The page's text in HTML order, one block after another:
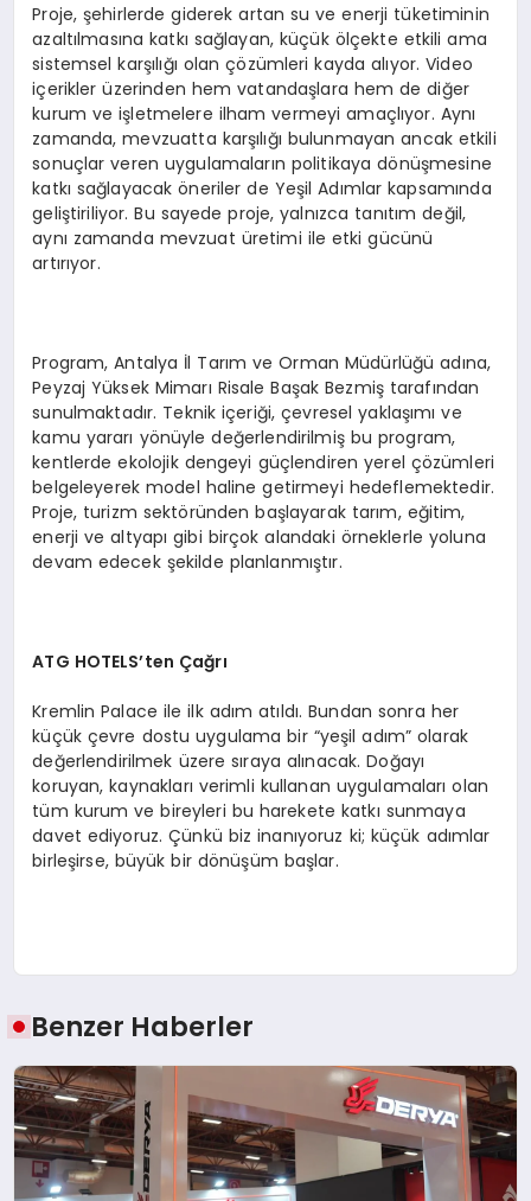
Proje, şehirlerde giderek artan su ve enerji tüketiminin
azaltılmasına katkı sağlayan, küçük ölçekte etkili ama
sistemsel karşılığı olan çözümleri kayda alıyor. Video
içerikler üzerinden hem vatandaşlara hem de diğer
kurum ve işletmelere ilham vermeyi amaçlıyor. Aynı
zamanda, mevzuatta karşılığı bulunmayan ancak etkili
sonuçlar veren uygulamaların politikaya dönüşmesine
katkı sağlayacak öneriler de Yeşil Adımlar kapsamında
geliştiriliyor. Bu sayede proje, yalnızca tanıtım değil,
aynı zamanda mevzuat üretimi ile etki gücünü
artırıyor.
Program, Antalya İl Tarım ve Orman Müdürlüğü adına,
Peyzaj Yüksek Mimarı Risale Başak Bezmiş tarafından
sunulmaktadır. Teknik içeriği, çevresel yaklaşımı ve
kamu yararı yönüyle değerlendirilmiş bu program,
kentlerde ekolojik dengeyi güçlendiren yerel çözümleri
belgeleyerek model haline getirmeyi hedeflemektedir.
Proje, turizm sektöründen başlayarak tarım, eğitim,
enerji ve altyapı gibi birçok alandaki örneklerle yoluna
devam edecek şekilde planlanmıştır.
ATG HOTELS’ten Çağrı
Kremlin Palace ile ilk adım atıldı. Bundan sonra her
küçük çevre dostu uygulama bir “yeşil adım” olarak
değerlendirilmek üzere sıraya alınacak. Doğayı
koruyan, kaynakları verimli kullanan uygulamaları olan
tüm kurum ve bireyleri bu harekete katkı sunmaya
davet ediyoruz. Çünkü biz inanıyoruz ki; küçük adımlar
birleşirse, büyük bir dönüşüm başlar.
Benzer Haberler